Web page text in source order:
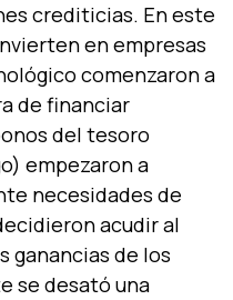
crediticias. En este
en empresas
comenzaron a
de financiar
del tesoro
empezaron a
necesidades de
acudir al
ganancias de los
se desató una